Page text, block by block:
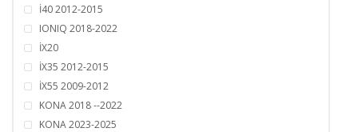
İ40 2012-2015
IONIQ 2018-2022
İX20
İX35 2012-2015
İX55 2009-2012
KONA 2018 --2022
KONA 2023-2025